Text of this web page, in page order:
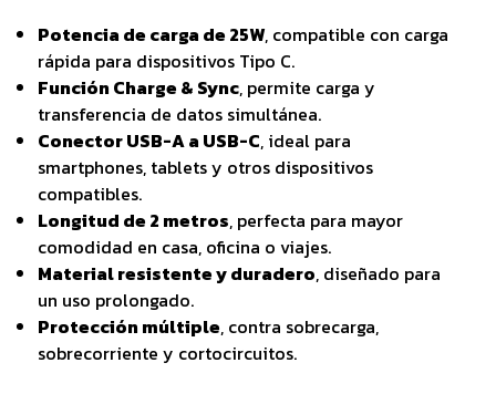
Potencia de carga de 25W, compatible con carga
rápida para dispositivos Tipo C.
Función Charge & Sync, permite carga y
transferencia de datos simultánea.
Conector USB-A a USB-C, ideal para
smartphones, tablets y otros dispositivos
compatibles.
Longitud de 2 metros, perfecta para mayor
comodidad en casa, oficina o viajes.
Material resistente y duradero, diseñado para
un uso prolongado.
Protección múltiple, contra sobrecarga,
sobrecorriente y cortocircuitos.